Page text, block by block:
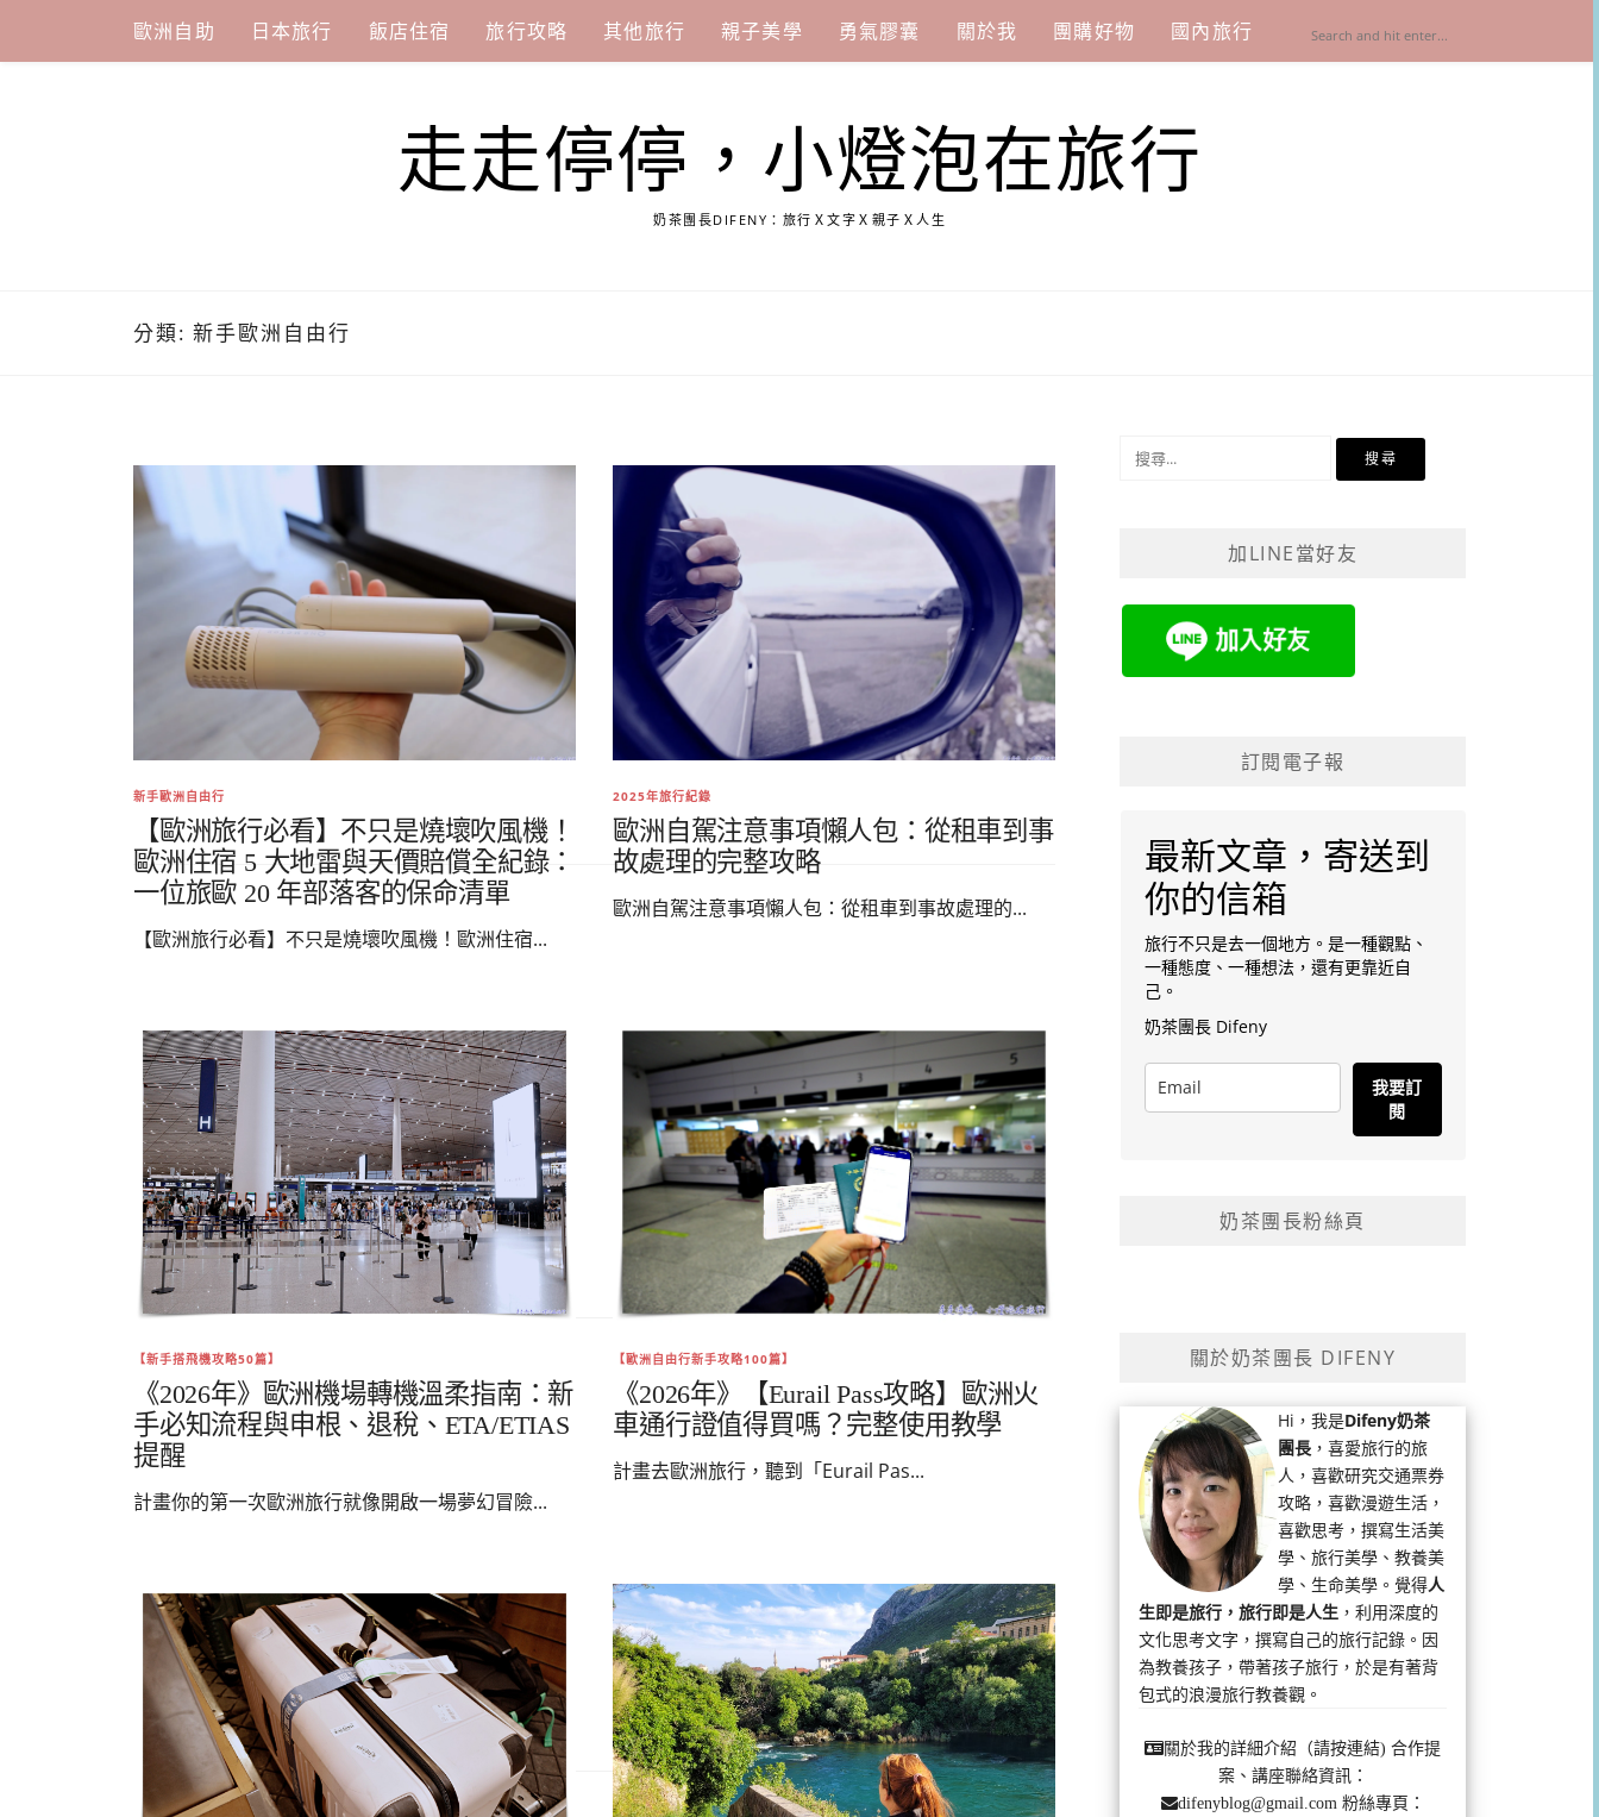
content
歐洲自助 日本旅行 飯店住宿 旅行攻略 其他旅行 親子美學 勇氣膠囊 關於我 團購好物 國內旅行
走走停停，小燈泡在旅行
奶茶團長DIFENY：旅行Ｘ文字Ｘ親子Ｘ人生
分類: 新手歐洲自由行
新手歐洲自由行
【歐洲旅行必看】不只是燒壞吹風機！
歐洲住宿 5 大地雷與天價賠償全紀錄：
一位旅歐 20 年部落客的保命清單
【歐洲旅行必看】不只是燒壞吹風機！歐洲住宿...
2025年旅行紀錄
歐洲自駕注意事項懶人包：從租車到事
故處理的完整攻略
歐洲自駕注意事項懶人包：從租車到事故處理的...
【新手搭飛機攻略50篇】
《2026年》歐洲機場轉機溫柔指南：新
手必知流程與申根、退稅、ETA/ETIAS
提醒
計畫你的第一次歐洲旅行就像開啟一場夢幻冒險...
【歐洲自由行新手攻略100篇】
《2026年》【Eurail Pass攻略】歐洲火
車通行證值得買嗎？完整使用教學
計畫去歐洲旅行，聽到「Eurail Pas...
加LINE當好友
訂閱電子報
最新文章，寄送到
你的信箱
旅行不只是去一個地方。是一種觀點、
一種態度、一種想法，還有更靠近自
己。
奶茶團長 Difeny
我要訂
閱
奶茶團長粉絲頁
關於奶茶團長 DIFENY
Hi，我是Difeny奶茶
團長 ，喜愛旅行的旅
人，喜歡研究交通票券
攻略，喜歡漫遊生活，
喜歡思考，撰寫生活美
學、旅行美學、教養美
學、生命美學。覺得人
生即是旅行，旅行即是人生 ，利用深度的
文化思考文字，撰寫自己的旅行記錄。因
為教養孩子，帶著孩子旅行，於是有著背
包式的浪漫旅行教養觀。
關於我的詳細介紹（請按連結) 合作提
案、講座聯絡資訊：
difenyblog@gmail.com粉絲專頁：